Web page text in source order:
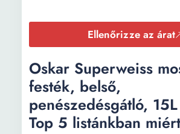
Ellenőrizze az árat
Oskar Superweiss
festék, belső,
penészedésgátló,
Top 5 listánkban